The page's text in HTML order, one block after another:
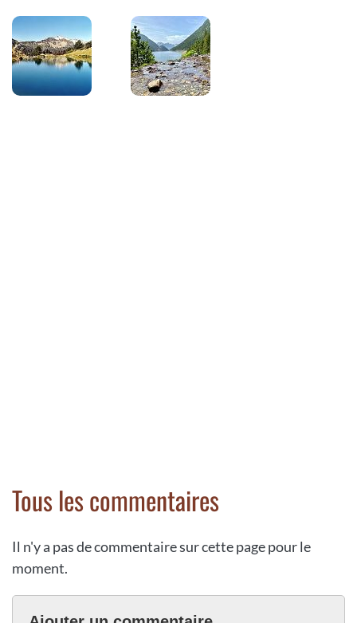
Tous les commentaires
Il n'y a pas de commentaire sur cette page pour le
moment.